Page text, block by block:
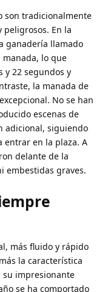
son tradicionalmente
En la
ganadería llamado
manada, lo que
y 22 segundos y
la manada de
No se han
escenas de
adicional, siguiendo
entrar en la plaza. A
delante de la
embestidas graves.
más fluido y rápido
la característica
su impresionante
se ha comportado